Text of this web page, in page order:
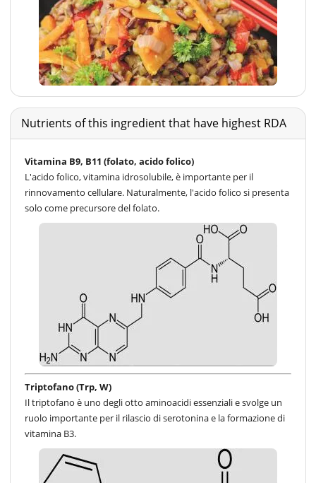
Nutrients of this ingredient that have highest RDA
Vitamina B9, B11 (folato, acido folico)
L'acido folico, vitamina idrosolubile, è importante per il
rinnovamento cellulare. Naturalmente, l'acido folico si presenta
solo come precursore del folato.
Triptofano (Trp, W)
Il triptofano è uno degli otto aminoacidi essenziali e svolge un
ruolo importante per il rilascio di serotonina e la formazione di
vitamina B3.